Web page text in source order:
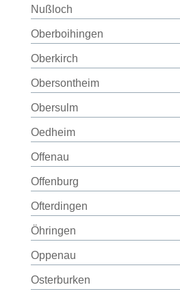
Nußloch
Oberboihingen
Oberkirch
Obersontheim
Obersulm
Oedheim
Offenau
Offenburg
Ofterdingen
Öhringen
Oppenau
Osterburken